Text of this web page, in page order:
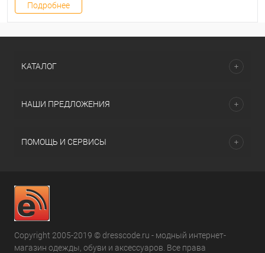
Подробнее
КАТАЛОГ
НАШИ ПРЕДЛОЖЕНИЯ
ПОМОЩЬ И СЕРВИСЫ
Copyright 2005-2019 © dresscode.ru - модный интернет-
магазин одежды, обуви и аксессуаров. Все права